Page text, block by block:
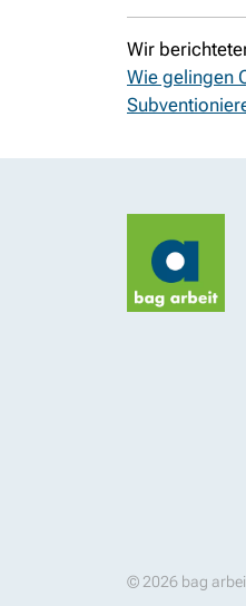
Wir
Wie gelingen
© 2026 bag